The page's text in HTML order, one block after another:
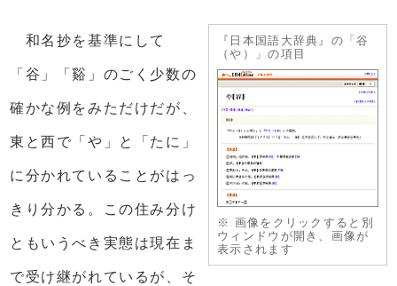
『日本国語大辞典』の「谷
（や）」の項目
※ 画像をクリックすると別
ウィンドウが開き、画像が
表示されます
和名抄を基準にして
「谷」「谿」のごく少数の
確かな例をみただけだが、
東と西で「や」と「たに」
に分かれていることがはっ
きり分かる。この住み分け
ともいうべき実態は現在ま
で受け継がれているが、そ